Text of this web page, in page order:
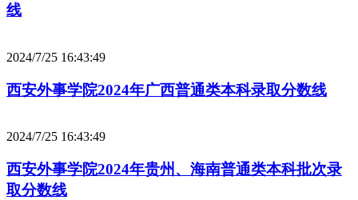
线
2024/7/25 16:43:49
西安外事学院2024年广西普通类本科录取分数线
2024/7/25 16:43:49
西安外事学院2024年贵州、海南普通类本科批次录
取分数线